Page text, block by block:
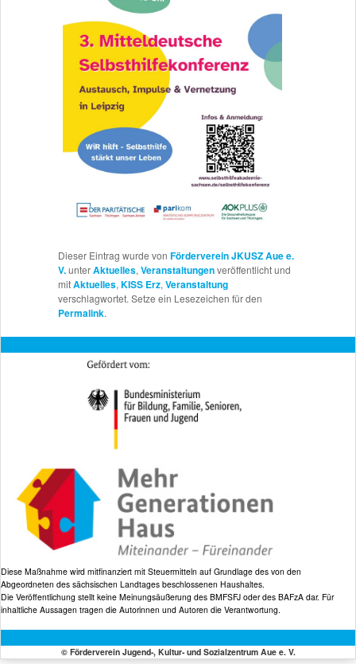
Dieser Eintrag wurde von Förderverein JKUSZ Aue e.
V.unterAktuelles, Veranstaltungenveröffentlicht und
mitAktuelles, KISS Erz, Veranstaltung
verschlagwortet. Setze ein Lesezeichen für den
Permalink.
Diese Maßnahme wird mitfinanziert mit Steuermitteln auf Grundlage des von den
Abgeordneten des sächsischen Landtages beschlossenen Haushaltes.
Die Veröffentlichung stellt keine Meinungsäußerung des BMFSFJ oder des BAFzA dar. Für
inhaltliche Aussagen tragen die Autorinnen und Autoren die Verantwortung.
© Förderverein Jugend-, Kultur- und Sozialzentrum Aue e. V.